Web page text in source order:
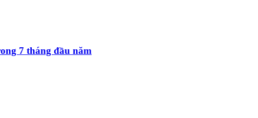
7 tháng đầu năm